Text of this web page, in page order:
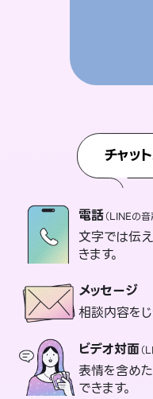
チャッ
電話（LINEの音
文字では伝
きます。
メッセージ
相談内容をじ
ビデオ対面（
表情を含め
できます。